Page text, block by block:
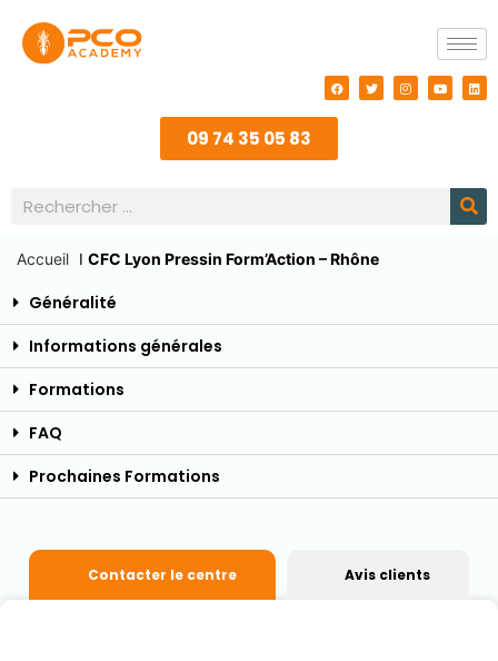
09 74 35 05 83
Accueil I CFC Lyon Pressin Form’Action – Rhône
Généralité
Informations générales
Formations
FAQ
Prochaines Formations
Contacter le centre Avis clients